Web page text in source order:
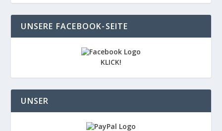
UNSERE FACEBOOK-SEITE
KLICK!
UNSER